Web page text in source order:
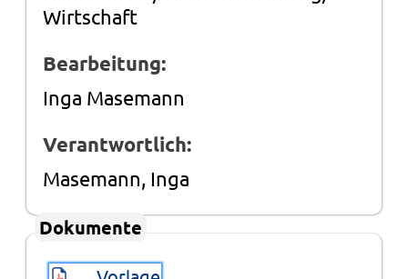
Wirtschaft
Bearbeitung:
Inga Masemann
Verantwortlich:
Masemann, Inga
Dokumente